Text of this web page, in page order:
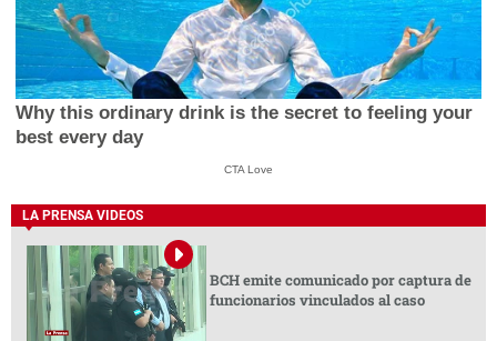
Why this ordinary drink is the secret to feeling your
best every day
CTA Love
LA PRENSA VIDEOS
BCH emite comunicado por captura de
funcionarios vinculados al caso